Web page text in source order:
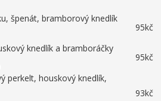
špenát, bramborový knedlík
95kč
knedlík a bramboráčky
95kč
perkelt, houskový knedlík,
93kč